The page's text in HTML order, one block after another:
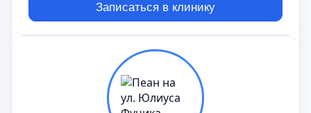
Записаться в клинику